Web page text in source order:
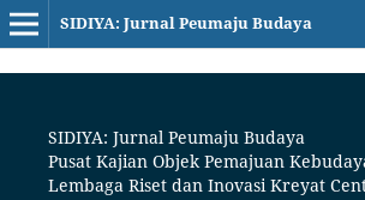
SIDIYA: Jurnal Peumaju Budaya
SIDIYA: Jurnal Peumaju Budaya
Pusat Kajian Objek Pemajuan
Lembaga Riset dan Inovasi Kreyat